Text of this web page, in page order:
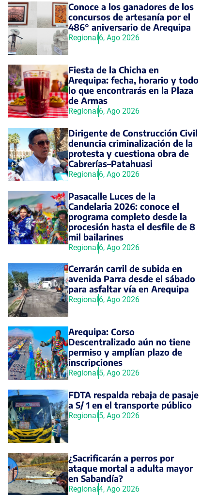
Conoce a los ganadores de los
concursos de artesanía por el
486° aniversario de Arequipa
Regional6, Ago 2026
Fiesta de la Chicha en
Arequipa: fecha, horario y todo
lo que encontrarás en la Plaza
de Armas
Regional6, Ago 2026
Dirigente de Construcción Civil
denuncia criminalización de la
protesta y cuestiona obra de
Cabrerías–Patahuasi
Regional6, Ago 2026
Pasacalle Luces de la
Candelaria 2026: conoce el
programa completo desde la
procesión hasta el desfile de 8
mil bailarines
Regional6, Ago 2026
Cerrarán carril de subida en
avenida Parra desde el sábado
para asfaltar vía en Arequipa
Regional6, Ago 2026
Arequipa: Corso
Descentralizado aún no tiene
permiso y amplían plazo de
inscripciones
Regional5, Ago 2026
FDTA respalda rebaja de pasaje
a S/ 1 en el transporte público
Regional5, Ago 2026
¿Sacrificarán a perros por
ataque mortal a adulta mayor
en Sabandía?
Regional4, Ago 2026